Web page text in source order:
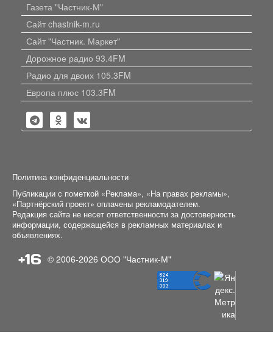
Газета "Частник-М"
Сайт chastnik-m.ru
Сайт "Частник. Маркет"
Дорожное радио 93.4FM
Радио для двоих 105.3FM
Европа плюс 103.3FM
Политика конфиденциальности
Публикации с пометкой «Реклама», «На правах рекламы»,
«Партнёрский проект» оплачены рекламодателем.
Редакция сайта не несет ответственности за достоверность
информации, содержащейся в рекламных материалах и
объявлениях.
+16 © 2006-2026 ООО "Частник-М"